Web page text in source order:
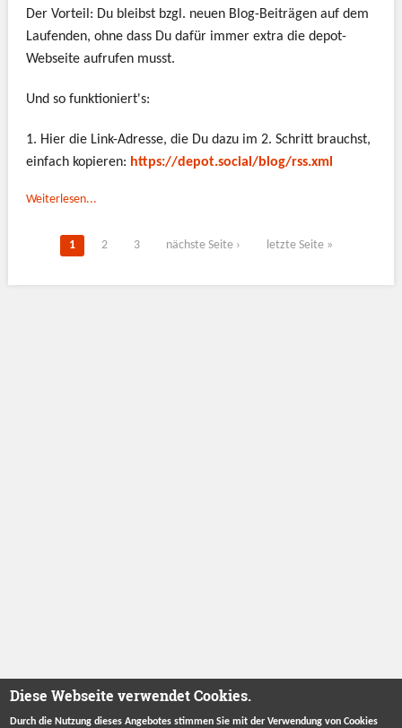
Der Vorteil: Du bleibst bzgl. neuen Blog-Beiträgen auf dem
Laufenden, ohne dass Du dafür immer extra die depot-
Webseite aufrufen musst.
Und so funktioniert's:
1. Hier die Link-Adresse, die Du dazu im 2. Schritt brauchst,
einfach kopieren: https://depot.social/blog/rss.xml
Weiterlesen...
1 2 3 nächste Seite › letzte Seite »
Diese Webseite verwendet Cookies.
Durch die Nutzung dieses Angebotes stimmen Sie mit der Verwendung von Cookies